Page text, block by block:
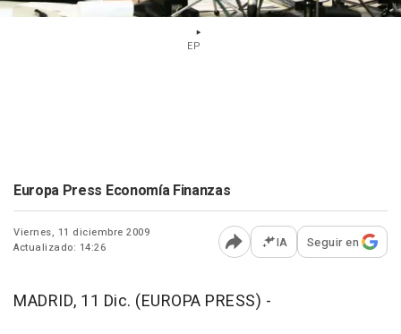
EP
Europa Press Economía Finanzas
Viernes, 11 diciembre 2009
Actualizado: 14:26
Abrir opciones para
IA Seguir en
MADRID, 11 Dic. (EUROPA PRESS) -